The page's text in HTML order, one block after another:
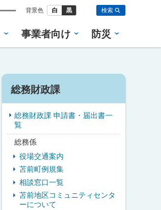
背景色 白 黒 検索
事業者向け 防災
サ
イ
ド
総務財政課
総務財政課 申請書・届出書一
覧
総務係
役場交通案内
苫前町例規集
相談窓口一覧
苫前地区コミュニティセンタ
ーについて